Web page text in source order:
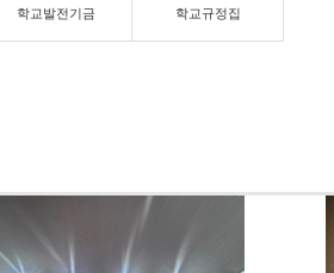
학교발전기금 학교규정집